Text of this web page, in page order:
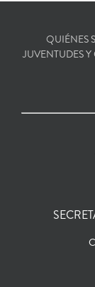
QUIÉNES
JUVENTUDES